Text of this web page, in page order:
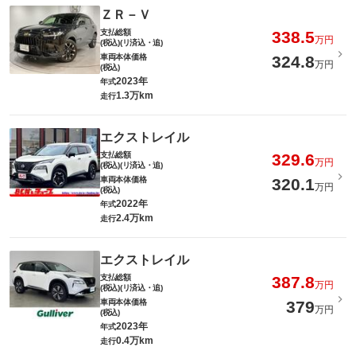
ＺＲ－Ｖ
支払総額
(税込)(リ済込・追)
338.5万円
車両本体価格
(税込)
324.8万円
年式2023年
走行1.3万km
エクストレイル
支払総額
(税込)(リ済込・追)
329.6万円
車両本体価格
(税込)
320.1万円
年式2022年
走行2.4万km
エクストレイル
支払総額
(税込)(リ済込・追)
387.8万円
車両本体価格
(税込)
379万円
年式2023年
走行0.4万km